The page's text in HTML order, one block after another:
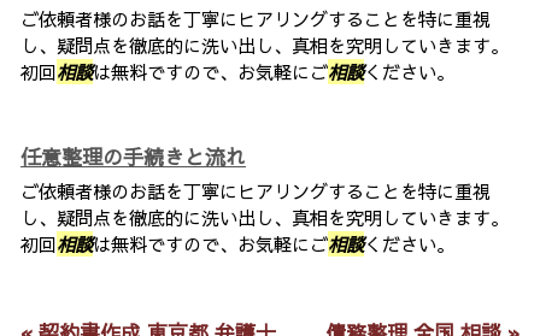
ご依頼者様のお話を丁寧にヒアリングすることを特に重視
し、疑問点を徹底的に洗い出し、真相を究明していきます。
初回相談は無料ですので、お気軽にご相談ください。
任意整理の手続きと流れ
ご依頼者様のお話を丁寧にヒアリングすることを特に重視
し、疑問点を徹底的に洗い出し、真相を究明していきます。
初回相談は無料ですので、お気軽にご相談ください。